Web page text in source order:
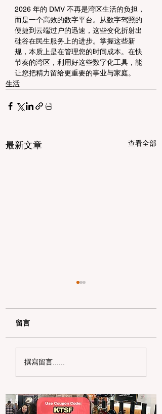
2026 年的 DMV 不再是湾区生活的负担，
而是一个高效的数字平台。从数字驾照的
便捷到云端过户的迅速，这些变化折射出
硅谷在民生服务上的进步。掌握这些新
规，本质上是在管理您的时间成本。在快
节奏的湾区，利用好这些数字化工具，能
让您把精力留给更重要的事业与家庭。
生活
最新文章 查看全部
2026 湾区超市扫货宝
留言
撰寫留言......